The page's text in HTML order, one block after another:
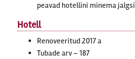
peavad hotellini minema jalgsi
Hotell
Renoveeritud 2017 a
Tubade arv – 187